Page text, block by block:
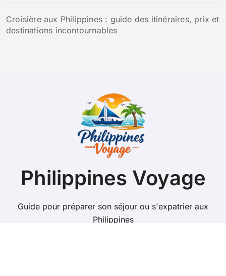
Croisière aux Philippines : guide des itinéraires, prix et
destinations incontournables
Philippines Voyage
Guide pour préparer son séjour ou s'expatrier aux
Philippines